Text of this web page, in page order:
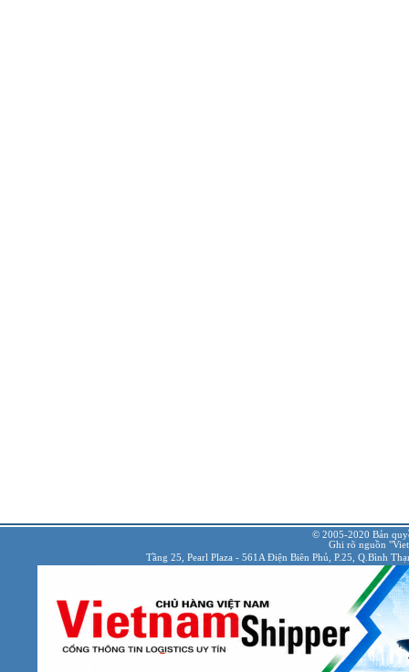
© 2005-2020 Bản
Ghi rõ nguồn
Tầng 25, Pearl Plaza - 561A Điện Biên Phủ, P.25, Q.Bình